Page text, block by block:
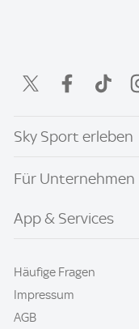
Sky Sport erleben
Für Unternehmen
App & Services
Häufige Fragen
Impressum
AGB